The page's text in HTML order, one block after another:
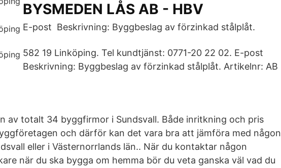
BYSMEDEN LÅS AB - HBV
E-post Beskrivning: Byggbeslag av förzinkad stålplåt.
582 19 Linköping. Tel kundtjänst: 0771-20 22 02. E-post
Beskrivning: Byggbeslag av förzinkad stålplåt. Artikelnr: AB
av totalt 34 byggfirmor i Sundsvall. Både inritkning och pris
och därför kan det vara bra att jämföra med någon
eller i Västernorrlands län.. När du kontaktar någon
när du ska bygga om hemma bör du veta ganska väl vad du